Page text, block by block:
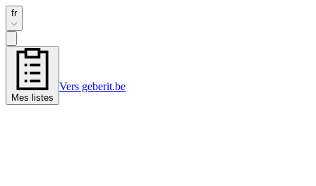
fr
Mes listes
Vers geberit.be